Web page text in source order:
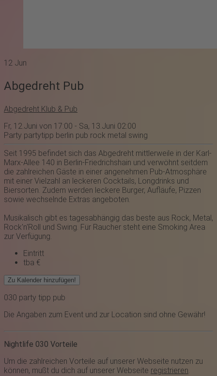
12 Jun
Abgedreht Pub
Abgedreht Klub & Pub
Fr, 12.Juni von 17:00 - Sa, 13.Juni 02:00
Party partytipp berlin pub rock metal swing
Seit 1995 befindet sich das Abge dreht mittlerweile in der Karl-
Marx-Allee 140 in Berlin-Friedrichshain und verwöhnt seitdem
die zahlreichen Gäste in einer angenehmen Pub-Atmosphäre
mit einer Vielzahl an leckeren Cocktails, Longdrinks und
Biersorten. Zudem werden leckere Burger, Aufläufe, Pizzen
sowie wechselnde Extras angeboten.
Musikalisch gibt es tagesabhängig das beste aus Rock, Metal,
Rock'n'Roll und Swing. Für Raucher steht eine Smoking Area
zur Verfügung.
Eintritt
tba €
Zu Kalender hinzufügen!
030 party tipp pub
Die Angaben zum Event und zur Location sind ohne Gewähr!
Nightlife 030 Vorteile
Um die zahlreichen Vorteile auf unserer Webseite nutzen zu
können, mußt du dich auf unserer Webseite registrieren.